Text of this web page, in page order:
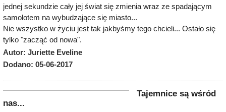
jednej sekundzie cały jej świat się zmienia wraz ze spadającym
samolotem na wybudzające się miasto...
Nie wszystko w życiu jest tak jakbyśmy tego chcieli... Ostało się
tylko "zacząć od nowa".
Autor: Juriette Eveline
Dodano: 05-06-2017
Tajemnice są wśród
nas...